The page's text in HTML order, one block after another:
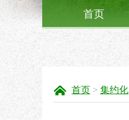
首页
首页 > 集约化